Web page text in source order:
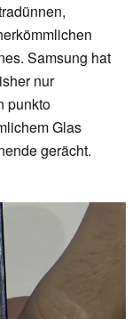
Samsung hat
nur
punkto
Glas
gerächt.